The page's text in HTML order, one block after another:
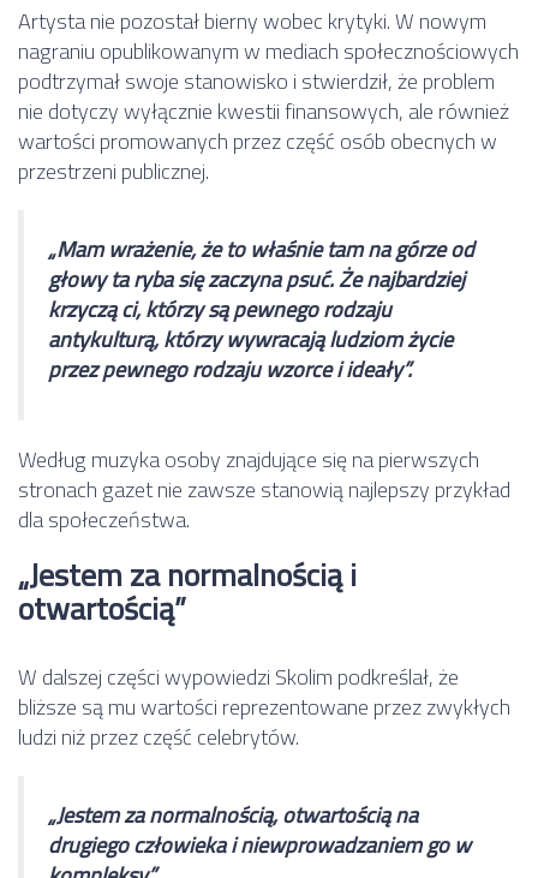
Artysta nie pozostał bierny wobec krytyki. W nowym
nagraniu opublikowanym w mediach społecznościowych
podtrzymał swoje stanowisko i stwierdził, że problem
nie dotyczy wyłącznie kwestii finansowych, ale również
wartości promowanych przez część osób obecnych w
przestrzeni publicznej.
„Mam wrażenie, że to właśnie tam na górze od
głowy ta ryba się zaczyna psuć. Że najbardziej
krzyczą ci, którzy są pewnego rodzaju
antykulturą, którzy wywracają ludziom życie
przez pewnego rodzaju wzorce i ideały”.
Według muzyka osoby znajdujące się na pierwszych
stronach gazet nie zawsze stanowią najlepszy przykład
dla społeczeństwa.
„Jestem za normalnością i
otwartością”
W dalszej części wypowiedzi Skolim podkreślał, że
bliższe są mu wartości reprezentowane przez zwykłych
ludzi niż przez część celebrytów.
„Jestem za normalnością, otwartością na
drugiego człowieka i niewprowadzaniem go w